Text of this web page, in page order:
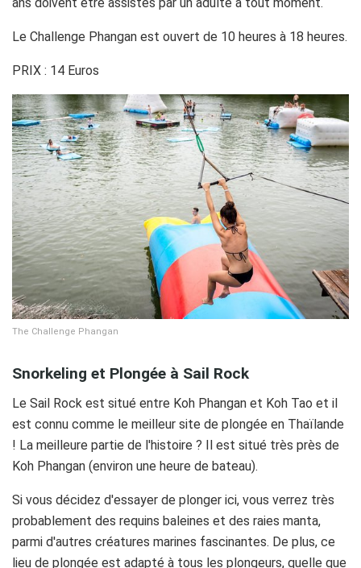
Le Challenge Phangan est ouvert de 10 heures à 18 heures.
PRIX : 14 Euros
The Challenge Phangan
Snorkeling et Plongée à Sail Rock
Le Sail Rock est situé entre Koh Phangan et Koh Tao et il
est connu comme le meilleur site de plongée en Thaïlande
! La meilleure partie de l'histoire ? Il est situé très près de
Koh Phangan (environ une heure de bateau).
Si vous décidez d'essayer de plonger ici, vous verrez très
probablement des requins baleines et des raies manta,
parmi d'autres créatures marines fascinantes. De plus, ce
lieu de plongée est adapté à tous les plongeurs, quelle que